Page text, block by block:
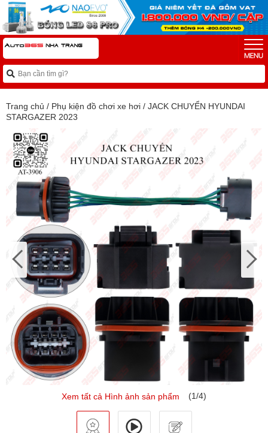
Trang chủ / Phụ kiện đồ chơi xe hơi / JACK CHUYỂN HYUNDAI
STARGAZER 2023
Xem tất cả Hình ảnh sản phẩm (1/4)